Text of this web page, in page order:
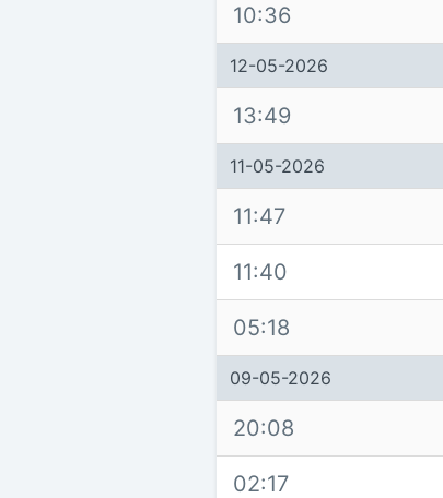
10:36
12-05-2026
13:49
11-05-2026
11:47
11:40
05:18
09-05-2026
20:08
02:17